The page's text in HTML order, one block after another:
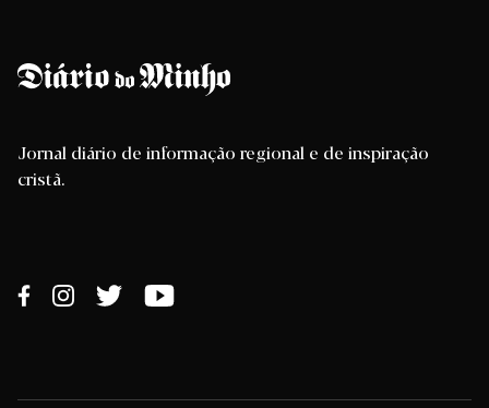
Jornal diário de informação regional e de inspiração
cristã.